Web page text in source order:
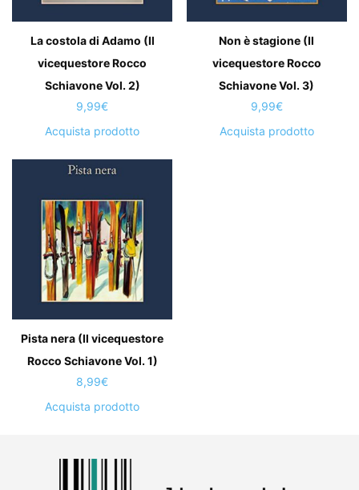
La costola di Adamo (Il
vicequestore Rocco
Schiavone Vol. 2)
9,99€
Acquista prodotto
Non è stagione (Il
vicequestore Rocco
Schiavone Vol. 3)
9,99€
Acquista prodotto
Pista nera (Il vicequestore
Rocco Schiavone Vol. 1)
8,99€
Acquista prodotto